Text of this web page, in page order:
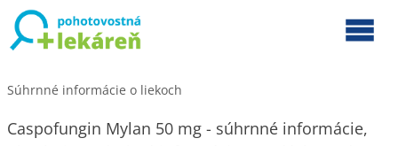
Súhrnné informácie o liekoch
Caspofungin Mylan 50 mg - súhrnné informácie,